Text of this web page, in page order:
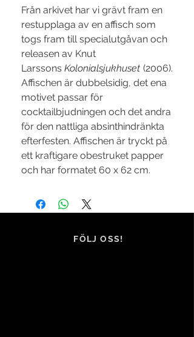
Från arkivet har vi grävt fram en
restupplaga av en affisch som
togs fram till specialutgåvan och
releasen av Knut
Larssons Kolonialsjukhuset (2006).
Affischen är dubbelsidig, det ena
motivet passar för
cocktailbjudningen och det andra
för den nattliga absinthindränkta
efterfesten. Affischen är tryckt på
ett kraftigare obestruket papper
och har formatet 60 x 62 cm.
FÖLJ OSS!